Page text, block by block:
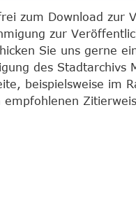
zum Download zur
zur
Sie uns gerne
des
beispielsweise im